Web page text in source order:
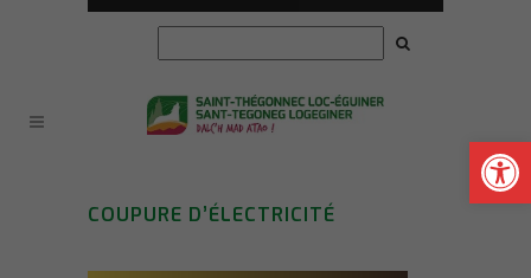
Ouvrir
COUPURE D’ÉLECTRICITÉ